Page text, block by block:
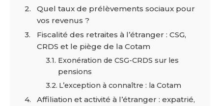
Quel taux de prélèvements sociaux pour
vos revenus ?
Fiscalité des retraites à l’étranger : CSG,
CRDS et le piège de la Cotam
Exonération de CSG-CRDS sur les
pensions
L’exception à connaître : la Cotam
Affiliation et activité à l’étranger : expatrié,